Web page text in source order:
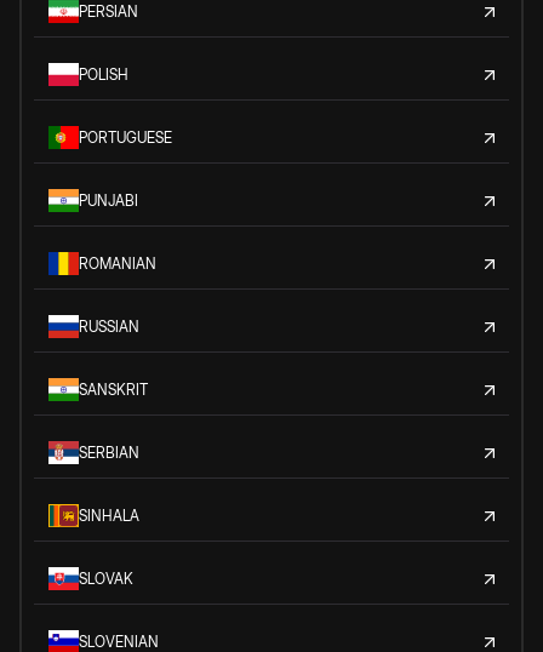
PERSIAN
POLISH
PORTUGUESE
PUNJABI
ROMANIAN
RUSSIAN
SANSKRIT
SERBIAN
SINHALA
SLOVAK
SLOVENIAN